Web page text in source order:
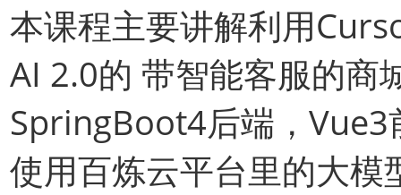
本课程主要讲解利用
AI 2.0的 带智能客服的商
SpringBoot4后端，
使用百炼云平台里的大